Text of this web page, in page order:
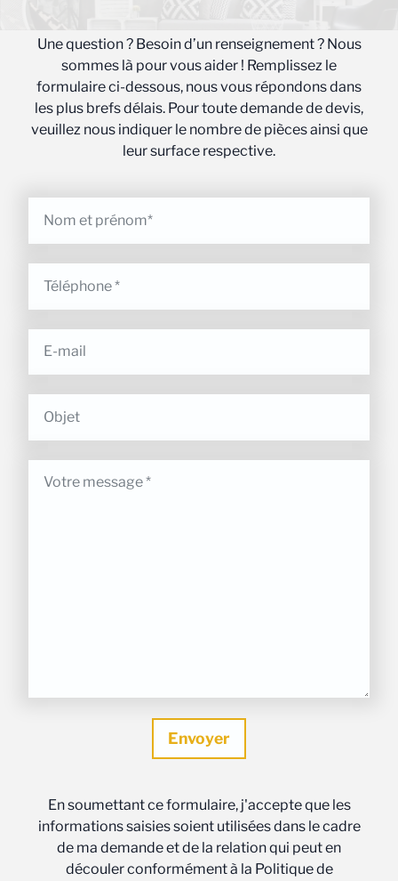
Une question ? Besoin d’un renseignement ? Nous
sommes là pour vous aider ! Remplissez le
formulaire ci-dessous, nous vous répondons dans
les plus brefs délais. Pour toute demande de devis,
veuillez nous indiquer le nombre de pièces ainsi que
leur surface respective.
En soumettant ce formulaire, j'accepte que les
informations saisies soient utilisées dans le cadre
de ma demande et de la relation qui peut en
découler conformément à la Politique de